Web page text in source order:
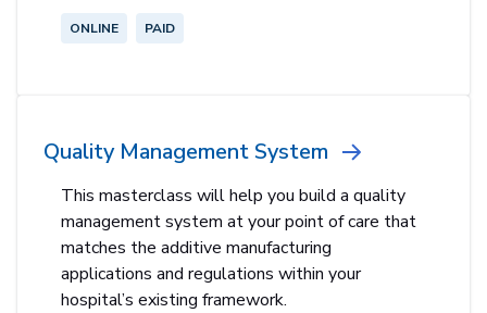
ONLINE PAID
Quality Management System
This masterclass will help you build a quality
management system at your point of care that
matches the additive manufacturing
applications and regulations within your
hospital’s existing framework.